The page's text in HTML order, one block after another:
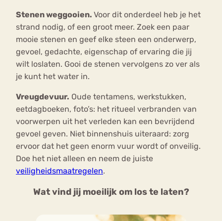
Stenen weggooien. Voor dit onderdeel heb je het
strand nodig, of een groot meer. Zoek een paar
mooie stenen en geef elke steen een onderwerp,
gevoel, gedachte, eigenschap of ervaring die jij
wilt loslaten. Gooi de stenen vervolgens zo ver als
je kunt het water in.
Vreugdevuur. Oude tentamens, werkstukken,
eetdagboeken, foto’s: het ritueel verbranden van
voorwerpen uit het verleden kan een bevrijdend
gevoel geven. Niet binnenshuis uiteraard: zorg
ervoor dat het geen enorm vuur wordt of onveilig.
Doe het niet alleen en neem de juiste
veiligheidsmaatregelen.
Wat vind jij moeilijk om los te laten?